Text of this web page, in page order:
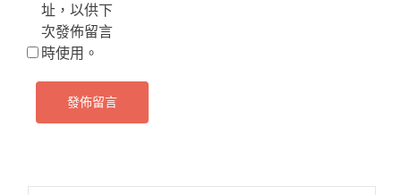
址，以供下
次發佈留言
時使用。